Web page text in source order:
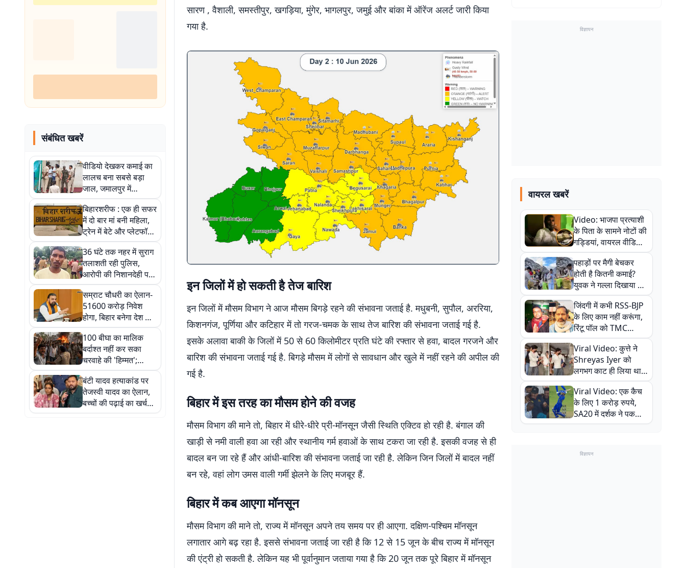
संबंधित खबरें
वीडियो देखकर कमाई का
लालच बना सबसे बड़ा
जाल, जमालपुर में
जॉलीवुड कंपनी के चार
ठिकानों पर ED का एक्शन
बिहारशरीफ : एक ही सफर
में दो बार मां बनी महिला,
ट्रेन में बेटे और प्लेटफॉर्म
पर बेटी को दिया जन्म;
अस्पताल पहुंचने पर
नवजात की मौत
36 घंटे तक नहर में सुराग
तलाशती रही पुलिस,
आरोपी की निशानदेही पर
मिला मजदूर का शव;
बकाया मजदूरी को लेकर
हुआ था विवाद
सम्राट चौधरी का ऐलान-
51600 करोड़ निवेश
होगा, बिहार बनेगा देश का
नया स्टील हब, हजारों
लोगों को मिलेगा रोजगार
100 बीघा का मालिक
बर्दाश्त नहीं कर सका
चरवाहे की 'हिम्मत';
रोहतास में भड़की बदले की
'आग' की पूरी कहानी...
बंटी यादव हत्याकांड पर
तेजस्वी यादव का ऐलान,
बच्चों की पढ़ाई का खर्च
उठाएगी RJD, परिवार को
सारण , वैशाली, समस्तीपुर, खगड़िया, मुंगेर, भागलपुर, जमुई और बांका में ऑरेंज अलर्ट जारी किया
गया है.
इन जिलों में हो सकती है तेज बारिश
इन जिलों में मौसम विभाग ने आज मौसम बिगड़े रहने की संभावना जताई है. मधुबनी, सुपौल, अररिया,
किशनगंज, पूर्णिया और कटिहार में तो गरज-चमक के साथ तेज बारिश की संभावना जताई गई है.
इसके अलावा बाकी के जिलों में 50 से 60 किलोमीटर प्रति घंटे की रफ्तार से हवा, बादल गरजने और
बारिश की संभावना जताई गई है. बिगड़े मौसम में लोगों से सावधान और खुले में नहीं रहने की अपील की
गई है.
बिहार में इस तरह का मौसम होने की वजह
मौसम विभाग की माने तो, बिहार में धीरे-धीरे प्री-मॉनसून जैसी स्थिति एक्टिव हो रही है. बंगाल की
खाड़ी से नमी वाली हवा आ रही और स्थानीय गर्म हवाओं के साथ टकरा जा रही है. इसकी वजह से ही
बादल बन जा रहे हैं और आंधी-बारिश की संभावना जताई जा रही है. लेकिन जिन जिलों में बादल नहीं
बन रहे, वहां लोग उमस वाली गर्मी झेलने के लिए मजबूर हैं.
बिहार में कब आएगा मॉनसून
मौसम विभाग की माने तो, राज्य में मॉनसून अपने तय समय पर ही आएगा. दक्षिण-पश्चिम मॉनसून
लगातार आगे बढ़ रहा है. इससे संभावना जताई जा रही है कि 12 से 15 जून के बीच राज्य में मॉनसून
की एंट्री हो सकती है. लेकिन यह भी पूर्वानुमान जताया गया है कि 20 जून तक पूरे बिहार में मॉनसून
विज्ञापन
वायरल खबरें
Video: भाजपा प्रत्याशी
के पिता के सामने नोटों की
गड्डियां, वायरल वीडियो
से राजनीति में उबाल,
अजित महतो बोले- TMC
की गंदी चाल
पहाड़ों पर मैगी बेचकर
होती है कितनी कमाई?
युवक ने गल्ला दिखाया तो
नौकरी वालों के खड़े हो गए
कान
जिंदगी में कभी RSS-BJP
के लिए काम नहीं करूंगा,
रिंटू पॉल को TMC
ऑफिस में ले जाकर पीटा,
Video वायरल
Viral Video: कुत्ते ने
Shreyas Iyer को
लगभग काट ही लिया था,
न्यूजीलैंड सीरीज से पहले
बाल-बाल बचे
Viral Video: एक कैच
के लिए 1 करोड़ रुपये,
SA20 में दर्शक ने पकड़ा
एक हाथ से गजब का कैच
विज्ञापन